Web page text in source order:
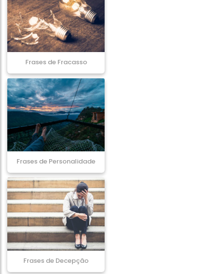
Frases de Fracasso
Frases de Personalidade
Frases de Decepção